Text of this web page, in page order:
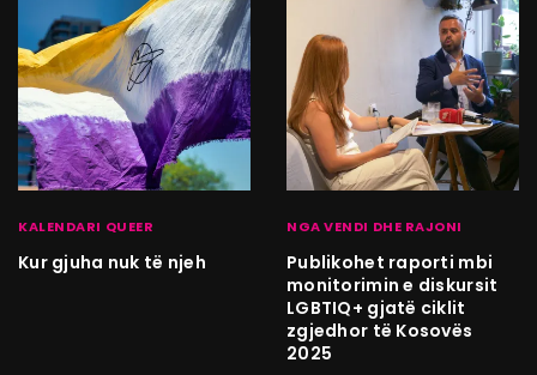
KALENDARI QUEER
Kur gjuha nuk të njeh
NGA VENDI DHE RAJONI
Publikohet raporti mbi
monitorimin e diskursit
LGBTIQ+ gjatë ciklit
zgjedhor të Kosovës
2025